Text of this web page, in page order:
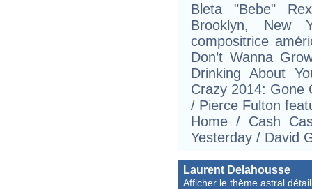
Bleta "Bebe"
Brooklyn, New
compositrice
Don’t Wanna
Drinking About
Crazy 2014: Gone
/ Pierce Fulton
Home / Cash
Yesterday / David
Laurent Delahousse
Afficher le thème astral